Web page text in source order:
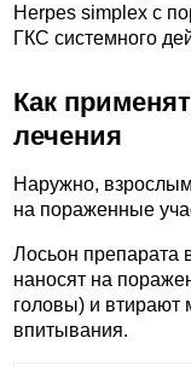
Herpes simplex с
ГКС системного
Как
лечения
Наружно,
на пораженные
Лосьон препарата
наносят на
головы) и втирают
впитывания.